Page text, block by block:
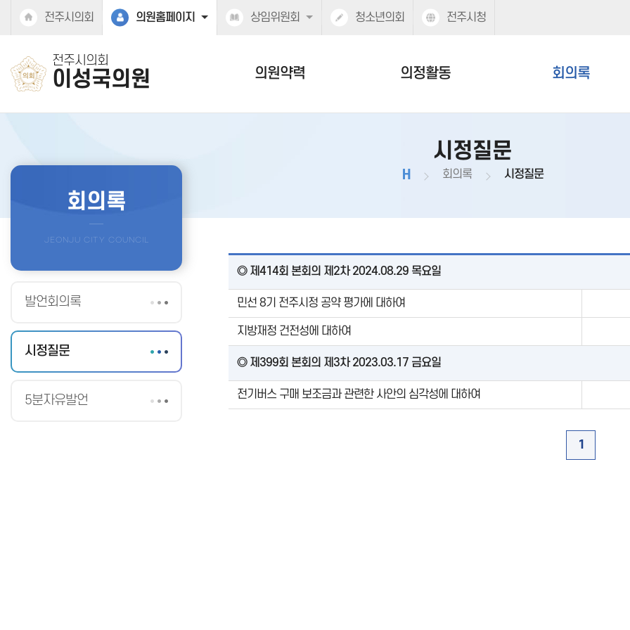
전주시의회
의원홈페이지 상임위원회 청소년의회 전주시청
전주시의회
이성국의원 의원약력 의정활동 회의록
시정질문
H 회의록 시정질문
회의록
발언회의록
시정질문
5분자유발언
◎ 제414회 본회의 제2차 2024.08.29 목요일
민선 8기 전주시정 공약 평가에 대하여
지방재정 건전성에 대하여
◎ 제399회 본회의 제3차 2023.03.17 금요일
전기버스 구매 보조금과 관련한 사안의 심각성에 대하여
1